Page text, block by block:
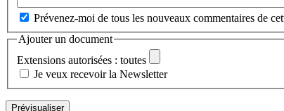
Prévenez-moi de tous les nouveaux commentaires de
Ajouter un document
Extensions autorisées : toutes
Je veux recevoir la Newsletter